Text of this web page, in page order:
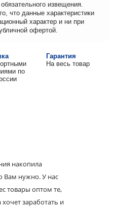
извещения.
что данные характеристики
характер и ни при
офертой.
по
Гарантия
На весь товар
накопила
Вам нужно. У нас
товары оптом те,
заработать и